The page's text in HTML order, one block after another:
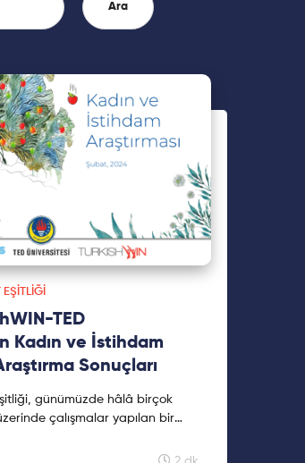
Ara
TED
Kadın ve İstihdam
Sonuçları
günümüzde hâlâ birçok
çalışmalar yapılan bir
bu alandaki önemli